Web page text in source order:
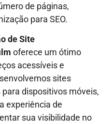
de páginas,
para SEO.
de Site
oferece um ótimo
acessíveis e
sites
dispositivos móveis,
experiência de
sua visibilidade no